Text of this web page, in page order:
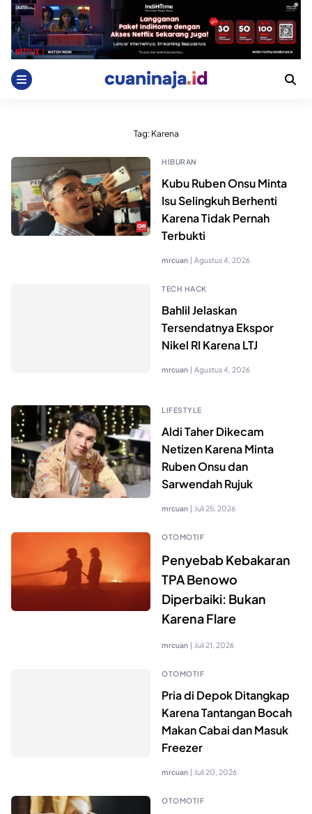
Skip
content
Tag: Karena
HIBURAN
Kubu Ruben Onsu Minta
Isu Selingkuh Berhenti
Karena Tidak Pernah
Terbukti
mrcuan | Agustus 4, 2026
TECH HACK
Bahlil Jelaskan
Tersendatnya Ekspor
Nikel RI Karena LTJ
mrcuan | Agustus 4, 2026
LIFESTYLE
Aldi Taher Dikecam
Netizen Karena Minta
Ruben Onsu dan
Sarwendah Rujuk
mrcuan | Juli 25, 2026
OTOMOTIF
Penyebab Kebakaran
TPA Benowo
Diperbaiki: Bukan
Karena Flare
mrcuan | Juli 21, 2026
OTOMOTIF
Pria di Depok Ditangkap
Karena Tantangan Bocah
Makan Cabai dan Masuk
Freezer
mrcuan | Juli 20, 2026
OTOMOTIF